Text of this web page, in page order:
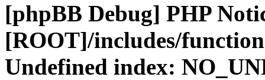
[phpBB Debug] PHP
[ROOT]/includes/
Undefined index: